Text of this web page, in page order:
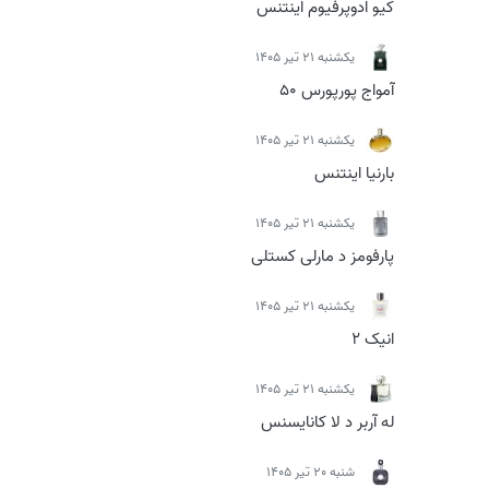
کیو ادوپرفیوم اینتنس
يكشنبه 21 تیر 1405
آمواج پورپورس 50
يكشنبه 21 تیر 1405
بارنیا اینتنس
يكشنبه 21 تیر 1405
پارفومز د مارلی کستلی
يكشنبه 21 تیر 1405
انیک 2
يكشنبه 21 تیر 1405
له آربر د لا کانایسنس
شنبه 20 تیر 1405